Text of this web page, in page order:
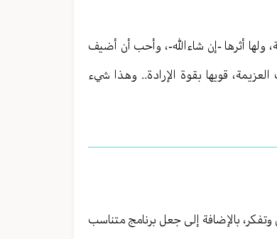
ولها أثرها -إن شاءالله-، وأحب أن أضيف
قويها بقوة الإرادة.. وهذا شيء
بالإضافة إلى جعل برنامج متناسب